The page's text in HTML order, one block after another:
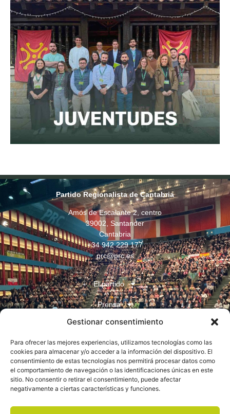
Gestionar consentimiento
Para ofrecer las mejores experiencias, utilizamos tecnologías como las
cookies para almacenar y/o acceder a la información del dispositivo. El
consentimiento de estas tecnologías nos permitirá procesar datos como
el comportamiento de navegación o las identificaciones únicas en este
sitio. No consentir o retirar el consentimiento, puede afectar
negativamente a ciertas características y funciones.
Partido Regionalista de Cantabria
Amós de Escalante 2, centro
39002, Santander
Cantabria
+34 942 229 177
prc@prc.es
El partido
Prensa
Juventudes
Contacto